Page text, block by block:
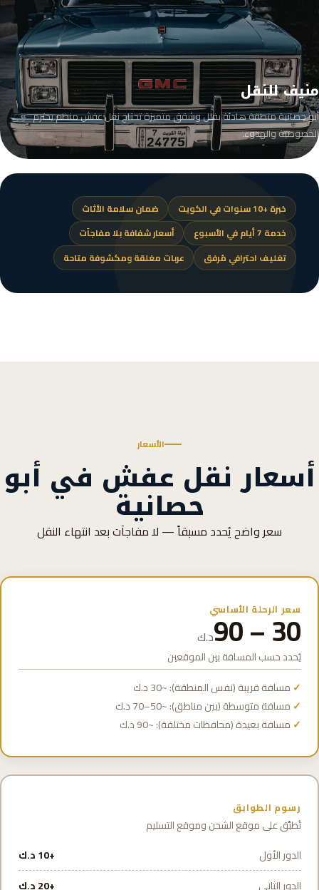
منيف للنقل
أبو حصانية منطقة هادئة بفلل وشقق متميزة تحتاج نقل عفش منظم يحترم
الخصوصية والهدوء.
خبرة +10 سنوات في الكويت
ضمان سلامة الأثاث
خدمة 7 أيام في الأسبوع
أسعار شفافة بلا مفاجآت
تغليف احترافي مُرفق
عربات مغلقة ومكشوفة متاحة
الأسعار
أسعار نقل عفش في أبو
حصانية
سعر واضح يُحدد مسبقاً — لا مفاجآت بعد انتهاء النقل
سعر الرحلة الأساسي
30 – 90 د.ك
يُحدد حسب المسافة بين الموقعين
مسافة قريبة (نفس المنطقة): ~30 د.ك
مسافة متوسطة (بين مناطق): ~50–70 د.ك
مسافة بعيدة (محافظات مختلفة): ~90 د.ك
رسوم الطوابق
تُطبَّق على موقع الشحن وموقع التسليم
الدور الأول
+10 د.ك
الدور الثاني
+20 د.ك